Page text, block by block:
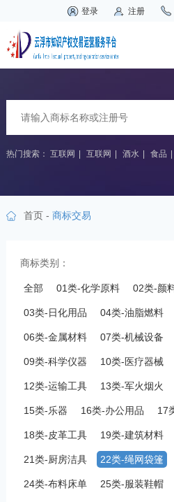
登录 注册
热门搜索： 互联网 互联网 酒水 食品
首页- 商标交易
商标类别：
全部 01类-化学原料 02类-颜
03类-日化用品 04类-油脂燃料
06类-金属材料 07类-机械设备
09类-科学仪器 10类-医疗器械
12类-运输工具 13类-军火烟火
15类-乐器 16类-办公用品 17
18类-皮革工具 19类-建筑材料
21类-厨房洁具 22类-绳网袋篷
24类-布料床单 25类-服装鞋帽